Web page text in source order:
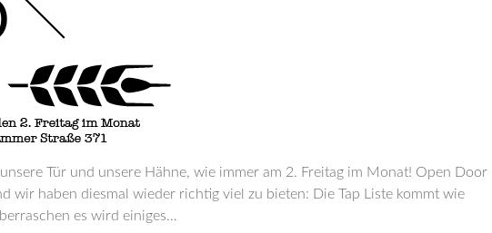
Tür und unsere Hähne, wie immer am 2. Freitag im Monat! Open Door
wir haben diesmal wieder richtig viel zu bieten: Die Tap Liste kommt wie
es wird einiges…